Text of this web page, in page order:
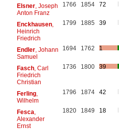
Elsner, Joseph
Anton Franz
1766 1854 72
Enckhausen,
Heinrich
Friedrich
1799 1885 39
Endler, Johann
Samuel
1694 1762 1
Fasch, Carl
Friedrich
Christian
1736 1800 39
Ferling,
Wilhelm
1796 1874 42
Fesca
Alexander
Ernst
1820 1849 18